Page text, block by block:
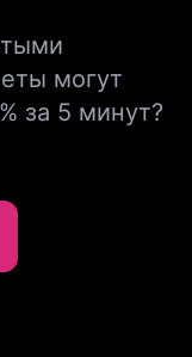
могут
за 5 минут?